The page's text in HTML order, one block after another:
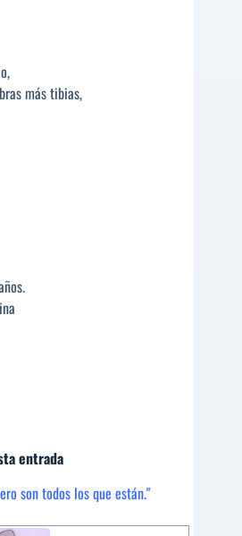
más tibias,
entrada
son todos los que están."